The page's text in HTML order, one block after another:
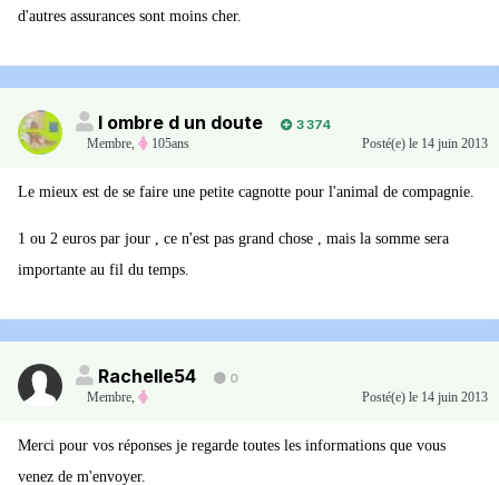
d'autres assurances sont moins cher.
l ombre d un doute
3 374
Membre, 105ans Posté(e) le 14 juin 2013
Le mieux est de se faire une petite cagnotte pour l'animal de compagnie.
1 ou 2 euros par jour , ce n'est pas grand chose , mais la somme sera
importante au fil du temps.
Rachelle54
0
Membre, Posté(e) le 14 juin 2013
Merci pour vos réponses je regarde toutes les informations que vous
venez de m'envoyer.